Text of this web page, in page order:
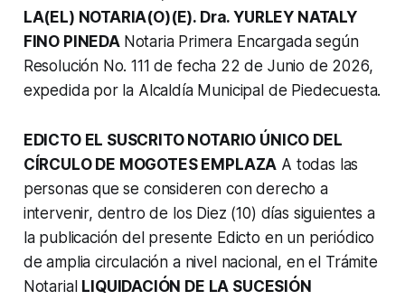
LA(EL) NOTARIA(O)(E). Dra. YURLEY NATALY
FINO PINEDA Notaria Primera Encargada según
Resolución No. 111 de fecha 22 de Junio de 2026,
expedida por la Alcaldía Municipal de Piedecuesta.
EDICTO EL SUSCRITO NOTARIO ÚNICO DEL
CÍRCULO DE MOGOTES EMPLAZA A todas las
personas que se consideren con derecho a
intervenir, dentro de los Diez (10) días siguientes a
la publicación del presente Edicto en un periódico
de amplia circulación a nivel nacional, en el Trámite
Notarial LIQUIDACIÓN DE LA SUCESIÓN